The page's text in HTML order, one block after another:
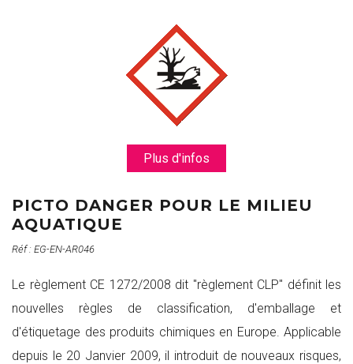
Plus d'infos
PICTO DANGER POUR LE MILIEU
AQUATIQUE
Réf : EG-EN-AR046
Le règlement CE 1272/2008 dit "règlement CLP" définit les
nouvelles règles de classification, d'emballage et
d'étiquetage des produits chimiques en Europe. Applicable
depuis le 20 Janvier 2009, il introduit de nouveaux risques,